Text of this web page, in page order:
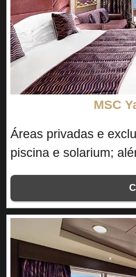
MSC
Áreas privadas e
piscina e solarium;